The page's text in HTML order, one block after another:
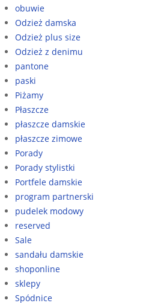
obuwie
Odzież damska
Odzież plus size
Odzież z denimu
pantone
paski
Piżamy
Płaszcze
płaszcze damskie
płaszcze zimowe
Porady
Porady stylistki
Portfele damskie
program partnerski
pudelek modowy
reserved
Sale
sandału damskie
shoponline
sklepy
Spódnice